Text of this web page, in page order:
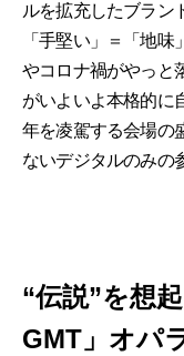
ルを拡充したブラン
「手堅い」＝「地
やコロナ禍がやっと
がいよいよ本格的に
年を凌駕する会場の
ないデジタルのみの
“伝説”を想
GMT」オパ